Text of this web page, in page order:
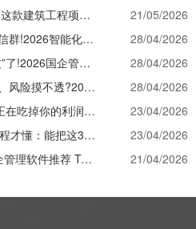
全周期降本!这款建筑工程项目管理系统，从投标测算一路控到竣工结算
21/05/2026
告别低效微信群!2026智能化升级，看看工程项目管理软件有哪些颠覆级体验?
28/04/2026
开会别“扯皮”了!2026国企管理软件推荐，让经营数据替所有人“开口说话”
28/04/2026
利润看不见、风险摸不透?2026建筑工程项目管理系统让经营数据“一眼透底”
28/04/2026
“数据孤岛”正在吃掉你的利润！2026建筑公司项目管理软件破局之道
23/04/2026
干了10年工程才懂：能把这3个数据管明白的工程项目管理软件，才是真神器!
23/04/2026
2026 年国企管理软件推荐 Top 5 盘点：核心功能与适用场景深度解析 21/04/2026